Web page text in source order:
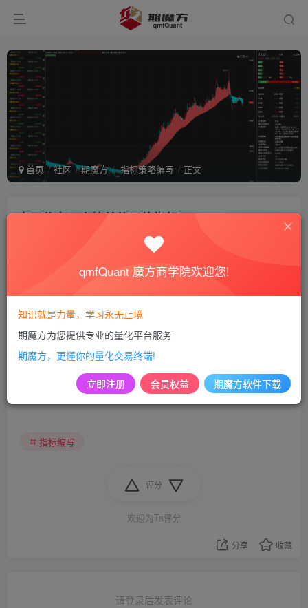
首页 社区 期魔方 指标策略编写 正文
今天分享一个简单使用的指标
指标编写
评分
欢迎为Ta评分
分享 收藏
请登录后发表评论
qmfQuant 魔方商学院欢迎您!
知识就是力量，学习永无止境
期魔方为您提供专业的量化平台服务
期魔方，更懂你的量化交易终端!
立即注册 会员权益 期魔方软件下载